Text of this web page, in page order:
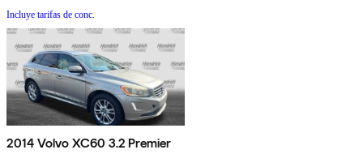
Incluye tarifas de conc.
2014 Volvo XC60 3.2 Premier